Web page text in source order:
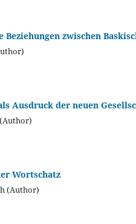
Beziehungen zwischen
Ausdruck der neuen
Wortschatz
(Author)